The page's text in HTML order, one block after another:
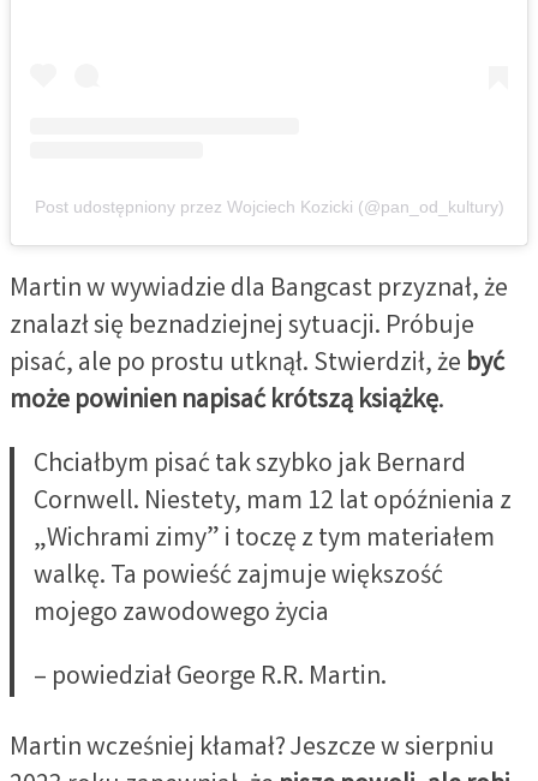
Post udostępniony przez Wojciech Kozicki (@pan_od_kultury)
Martin w wywiadzie dla Bangcast przyznał, że
znalazł się beznadziejnej sytuacji. Próbuje
pisać, ale po prostu utknął. Stwierdził, że być
może powinien napisać krótszą książkę.
Chciałbym pisać tak szybko jak Bernard
Cornwell. Niestety, mam 12 lat opóźnienia z
„Wichrami zimy” i toczę z tym materiałem
walkę. Ta powieść zajmuje większość
mojego zawodowego życia
– powiedział George R.R. Martin.
Martin wcześniej kłamał? Jeszcze w sierpniu